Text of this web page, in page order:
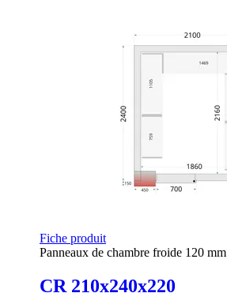
Fiche produit
Panneaux de chambre froide 120 mm
CR 210x240x220